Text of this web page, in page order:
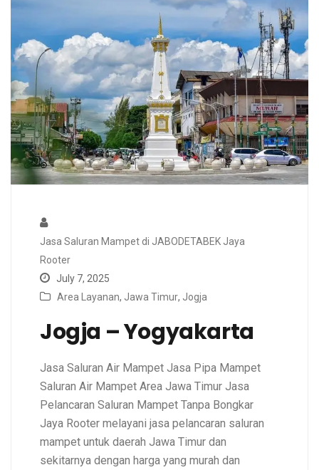
Jasa Saluran Mampet di JABODETABEK Jaya
Rooter
July 7, 2025
Area Layanan, Jawa Timur, Jogja
Jogja – Yogyakarta
Jasa Saluran Air Mampet Jasa Pipa Mampet
Saluran Air Mampet Area Jawa Timur Jasa
Pelancaran Saluran Mampet Tanpa Bongkar
Jaya Rooter melayani jasa pelancaran saluran
mampet untuk daerah Jawa Timur dan
sekitarnya dengan harga yang murah dan